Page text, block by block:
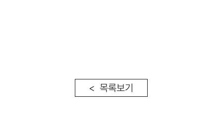
< 목록보기